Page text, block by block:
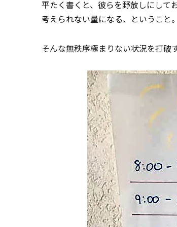
平たく書くと、彼らを野放しにして
考えられない量になる、ということ
そんな無秩序極まりない状況を打破